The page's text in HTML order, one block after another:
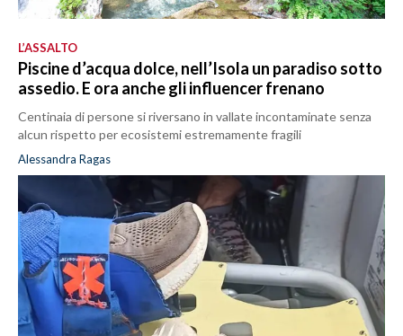
L’ASSALTO
Piscine d’acqua dolce, nell’Isola un paradiso sotto
assedio. E ora anche gli influencer frenano
Centinaia di persone si riversano in vallate incontaminate senza
alcun rispetto per ecosistemi estremamente fragili
Alessandra Ragas